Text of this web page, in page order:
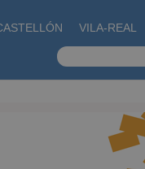
VILA-REAL